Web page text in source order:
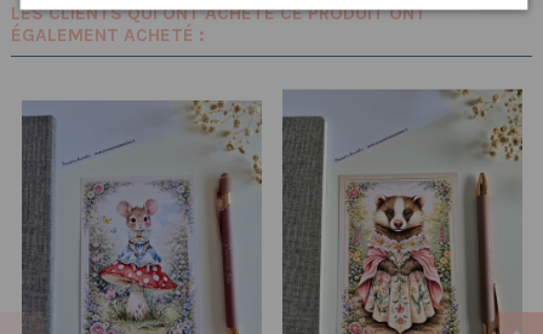
LES CLIENTS QUI ONT ACHETÉ CE PRODUIT ONT
ÉGALEMENT ACHETÉ :